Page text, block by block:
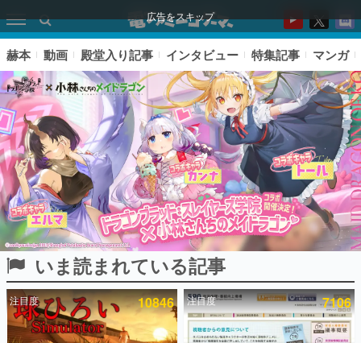
広告をスキップ
ピックアップ
電ファミのいま読まれている記事ランキング
赫本 動画 殿堂入り記事 インタビュー 特集記事 マンガ
いま読まれている記事
注目度 10846 注目度 7106